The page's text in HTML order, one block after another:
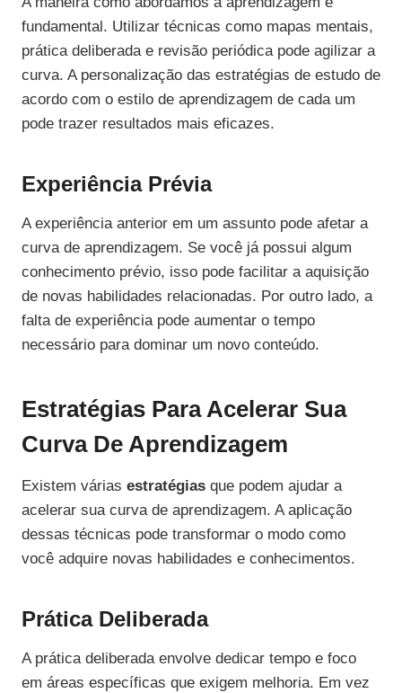
fundamental. Utilizar técnicas como mapas mentais,
prática deliberada e revisão periódica pode agilizar a
curva. A personalização das estratégias de estudo de
acordo com o estilo de aprendizagem de cada um
pode trazer resultados mais eficazes.
Experiência Prévia
A experiência anterior em um assunto pode afetar a
curva de aprendizagem. Se você já possui algum
conhecimento prévio, isso pode facilitar a aquisição
de novas habilidades relacionadas. Por outro lado, a
falta de experiência pode aumentar o tempo
necessário para dominar um novo conteúdo.
Estratégias Para Acelerar Sua
Curva De Aprendizagem
Existem várias estratégias que podem ajudar a
acelerar sua curva de aprendizagem. A aplicação
dessas técnicas pode transformar o modo como
você adquire novas habilidades e conhecimentos.
Prática Deliberada
A prática deliberada envolve dedicar tempo e foco
em áreas específicas que exigem melhoria. Em vez